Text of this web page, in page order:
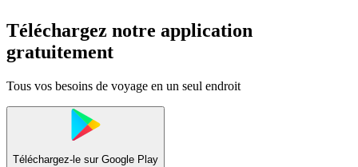
Téléchargez notre application
gratuitement
Tous vos besoins de voyage en un seul endroit
Téléchargez-le sur Google Play